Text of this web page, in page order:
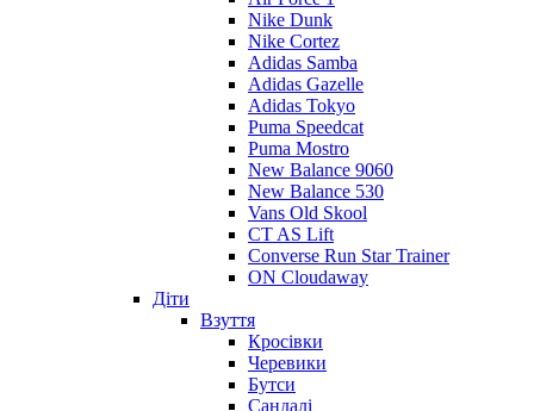
Nike Dunk
Nike Cortez
Adidas Samba
Adidas Gazelle
Adidas Tokyo
Puma Speedcat
Puma Mostro
New Balance 9060
New Balance 530
Vans Old Skool
CT AS Lift
Converse Run Star Trainer
ON Cloudaway
Діти
Взуття
Кросівки
Черевики
Бутси
Сандалі